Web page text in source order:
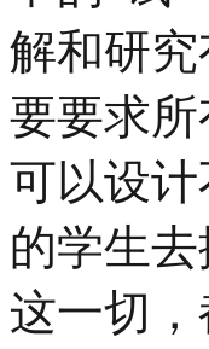
解和研
要要求
可以设
的学生
这一切